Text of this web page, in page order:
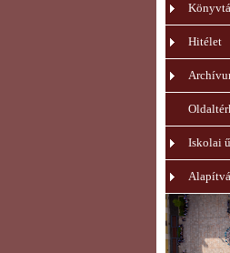
Hitélet
Iskolai